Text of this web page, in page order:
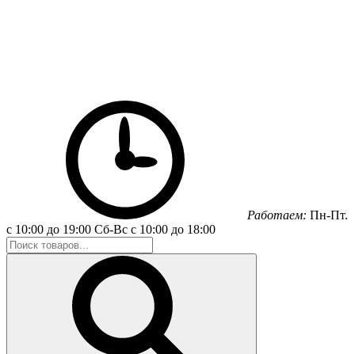
Работаем: Пн-Пт.
с 10:00 до 19:00 Сб-Вс с 10:00 до 18:00